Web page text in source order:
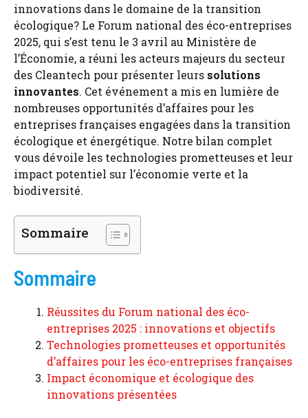
innovations dans le domaine de la transition
écologique? Le Forum national des éco-entreprises
2025, qui s’est tenu le 3 avril au Ministère de
l’Économie, a réuni les acteurs majeurs du secteur
des Cleantech pour présenter leurs solutions
innovantes. Cet événement a mis en lumière de
nombreuses opportunités d’affaires pour les
entreprises françaises engagées dans la transition
écologique et énergétique. Notre bilan complet
vous dévoile les technologies prometteuses et leur
impact potentiel sur l’économie verte et la
biodiversité.
Sommaire
Sommaire
Réussites du Forum national des éco-
entreprises 2025 : innovations et objectifs
Technologies prometteuses et opportunités
d’affaires pour les éco-entreprises françaises
Impact économique et écologique des
innovations présentées